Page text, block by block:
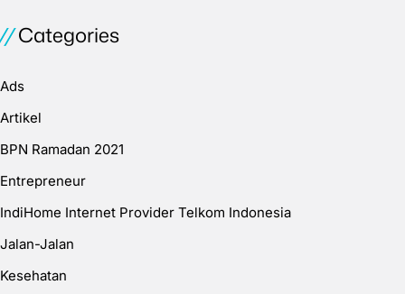
Categories
Ads
Artikel
BPN Ramadan 2021
Entrepreneur
IndiHome Internet Provider Telkom Indonesia
Jalan-Jalan
Kesehatan